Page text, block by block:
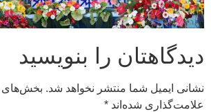
دیدگاهتان را بنویسید
نشانی ایمیل شما منتشر نخواهد شد. بخش‌های
علامت‌گذاری شده‌اند *